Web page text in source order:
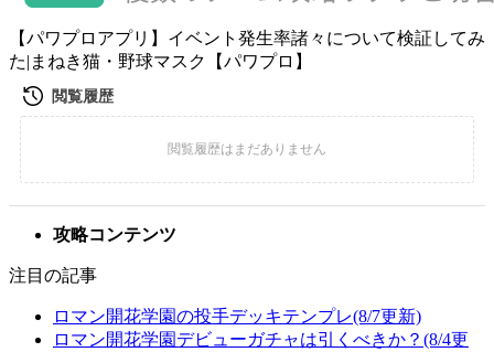
【パワプロアプリ】イベント発生率諸々について検証してみ
た|まねき猫・野球マスク【パワプロ】
攻略コンテンツ
注目の記事
ロマン開花学園の投手デッキテンプレ(8/7更新)
ロマン開花学園デビューガチャは引くべきか？(8/4更